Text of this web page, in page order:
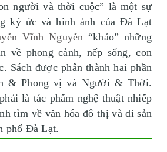
người và thời cuộc” là một sự
ký ức và hình ảnh của Đà Lạt
Vĩnh Nguyễn “khảo” những
về phong cảnh, nếp sống, con
Sách được phân thành hai phần
& Phong vị và Người & Thời.
là tác phẩm nghệ thuật nhiếp
tìm về văn hóa đô thị và di sản
phố Đà Lạt.